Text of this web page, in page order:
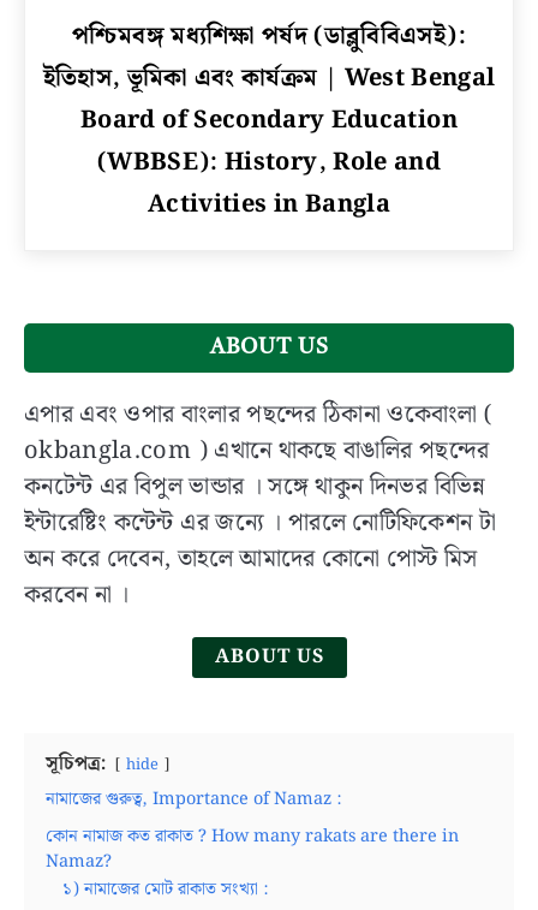
to
পশ্চিমবঙ্গ
মধ্যশিক্ষা
(ডাব্লুবিবিএসই):
|
Bengal
Board
of
Secondary
Education
(WBBSE):
History,
Role
and
পশ্চিমবঙ্গ মধ্যশিক্ষা পর্ষদ (ডাব্লুবিবিএসই):
ইতিহাস, ভূমিকা এবং কার্যক্রম | West Bengal
Board of Secondary Education
(WBBSE): History, Role and
Activities in Bangla
ABOUT US
এপার এবং ওপার বাংলার পছন্দের ঠিকানা ওকেবাংলা (
okbangla.com ) এখানে থাকছে বাঙালির পছন্দের
কনটেন্ট এর বিপুল ভান্ডার । সঙ্গে থাকুন দিনভর বিভিন্ন
ইন্টারেষ্টিং কন্টেন্ট এর জন্যে । পারলে নোটিফিকেশন টা
অন করে দেবেন, তাহলে আমাদের কোনো পোস্ট মিস
করবেন না ।
ABOUT US
সূচিপত্র: hide
নামাজের গুরুত্ব, Importance of Namaz :
কোন নামাজ কত রাকাত ? How many rakats are there in
Namaz?
১) নামাজের মোট রাকাত সংখ্যা :